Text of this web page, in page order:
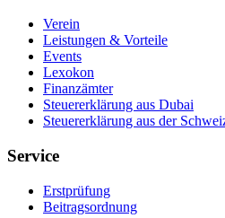
Verein
Leistungen & Vorteile
Events
Lexokon
Finanzämter
Steuererklärung aus Dubai
Steuererklärung aus der
Service
Erstprüfung
Beitragsordnung